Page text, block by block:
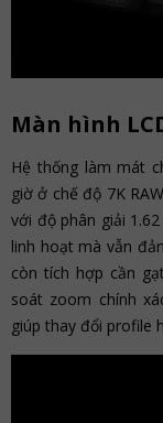
Màn hình
Hệ thống làm mát
giờ ở chế độ 7K
với độ phân giải
linh hoạt mà vẫn
còn tích hợp cần
soát zoom chính
giúp thay đổi profile